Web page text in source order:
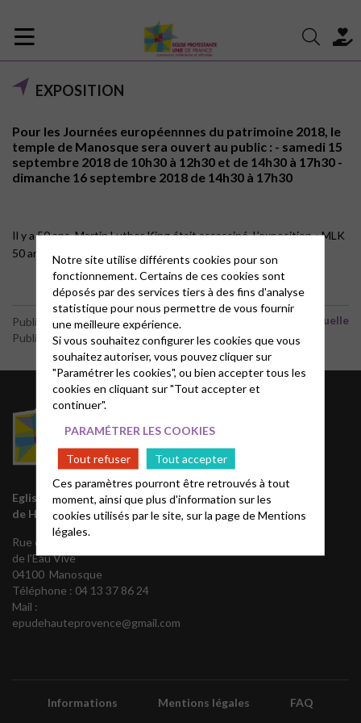
EXPOSITION
Pour les Journées européennnes du patrimoine 2018, le
temple de Manosque sera ouvert au public : - samedi 15
septembre 2018 de 10h30 à 12h30 et de 14h30 à 17h30 -
dimanche 16 septembre 2018 de 14h30 à 17h30
Il y a 50 ans, Martin Luther King était assassiné. L’exposition « MLK
50 ans après » que reviendra sur l’action de ce pasteur.
Publié le 2 septembre 2018
Publié par le webmaster
Vie spirituelle
Eglise Protestante Unie
de Haute Provence
Rue du Temple – Quartier
de l’Eau Vive
04100 Manosque
Téléphone : 04 13 37 86 24
Mail :
epudehauteprovence@gmail.com
Informations Mentions légales FAQ
Notre site utilise différents cookies pour son
fonctionnement. Certains de ces cookies sont
déposés par des services tiers à des fins d'analyse
statistique pour nous permettre de vous fournir
une meilleure expérience.
Si vous souhaitez configurer les cookies que vous
souhaitez autoriser, vous pouvez cliquer sur
"Paramétrer les cookies", ou bien accepter tous les
cookies en cliquant sur "Tout accepter et
continuer".
PARAMÉTRER LES COOKIES
Tout refuser
Tout accepter
Ces paramètres pourront être retrouvés à tout
moment, ainsi que plus d'information sur les
cookies utilisés par le site, sur la page deMentions
légales.